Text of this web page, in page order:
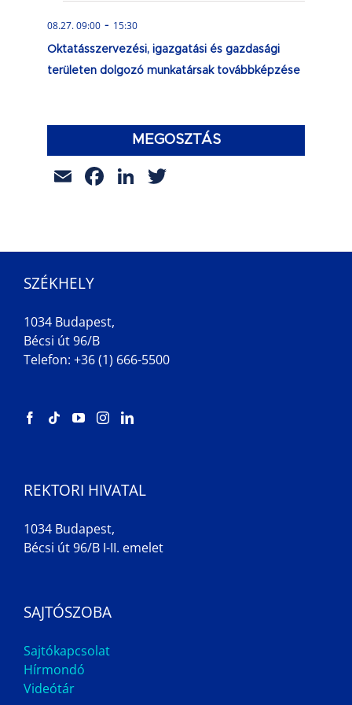
08.27. 09:00 - 15:30
Oktatásszervezési, igazgatási és gazdasági
területen dolgozó munkatársak továbbképzése
MEGOSZTÁS
EmailFacebook
LinkedIn
SZÉKHELY
1034 Budapest,
Bécsi út 96/B
Telefon: +36 (1) 666-5500
REKTORI HIVATAL
1034 Budapest,
Bécsi út 96/B I-II. emelet
SAJTÓSZOBA
Sajtókapcsolat
Hírmondó
Videótár